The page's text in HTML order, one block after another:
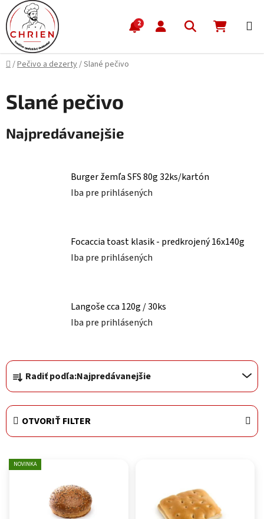
Prejsť na obsah
2 Hľadať
Domov
/Pečivo a dezerty/Slané pečivo
Slané pečivo
Najpredávanejšie
Burger žemľa SFS 80g 32ks/kartón
Iba pre prihlásených
Focaccia toast klasik - predkrojený 16x140g
Iba pre prihlásených
Langoše cca 120g / 30ks
Iba pre prihlásených
Radenie produktov
Radiť podľa:Najpredávanejšie
OTVORIŤ FILTER
Výpis produktov
NOVINKA